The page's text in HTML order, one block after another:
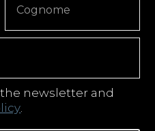
newsletter and